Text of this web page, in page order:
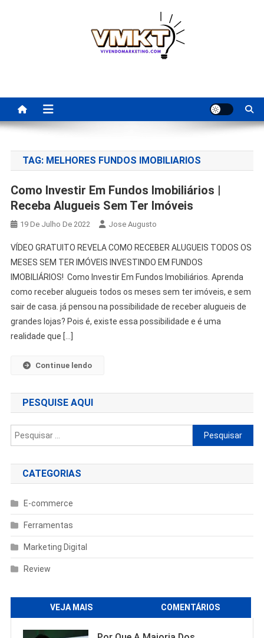
Para Revenda | Vivendo
Marketing
TAG: MELHORES FUNDOS IMOBILIARIOS
Como Investir Em Fundos Imobiliários |
Receba Alugueis Sem Ter Imóveis
19 De Julho De 2022 Jose Augusto
VÍDEO GRATUITO REVELA COMO RECEBER ALUGUEIS TODOS OS
MESES SEM TER IMÓVEIS INVESTINDO EM FUNDOS
IMOBILIÁRIOS! Como Investir Em Fundos Imobiliários. Aprenda
como receber alugueis todos os meses sem ter imóveis, e sem
sair de casa. já pensou na possibilidade de receber alugueis de
grandes lojas? Pois é, existe essa possibilidade e é uma
realidade que […]
Continue lendo
PESQUISE AQUI
Pesquisar
por:
CATEGORIAS
E-commerce
Ferramentas
Marketing Digital
Review
VEJA MAIS COMENTÁRIOS